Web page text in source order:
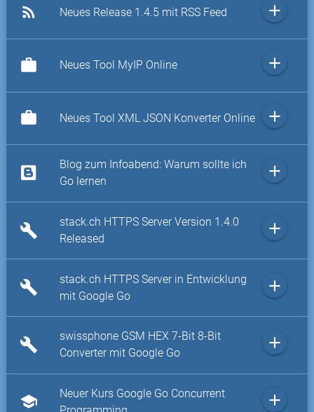
rss_feed Neues Release 1.4.5 mit RSS Feed add
work Neues Tool MyIP Online add
work Neues Tool XML JSON Konverter Online add
Blog zum Infoabend: Warum sollte ich
Go lernen
add
build
stack.ch HTTPS Server Version 1.4.0
Released
add
build
stack.ch HTTPS Server in Entwicklung
mit Google Go
add
build
swissphone GSM HEX 7-Bit 8-Bit
Converter mit Google Go
add
school
Neuer Kurs Google Go Concurrent
add